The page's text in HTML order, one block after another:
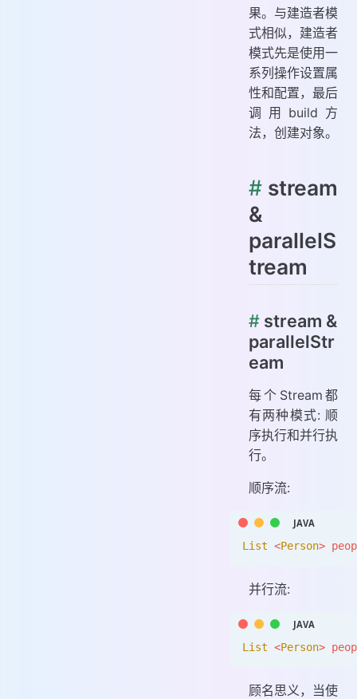
果。与建造者模
式相似，建造者
模式先是使用一
系列操作设置属
性和配置，最后
调用build方
法，创建对象。
# stream
&
parallelS
tream
# stream &
parallelStr
eam
每个Stream都
有两种模式: 顺
序执行和并行执
行。
顺序流:
List <Person>
并行流:
List <Person>
顾名思义，当使